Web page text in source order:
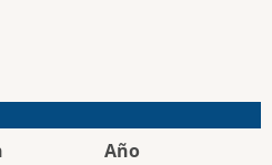
Año